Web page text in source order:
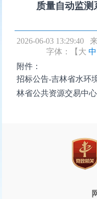
质量自动监
2026-06-03 13:29:40
字体：【 大 中
附件：
招标公告-吉林省水环
林省公共资源交易中